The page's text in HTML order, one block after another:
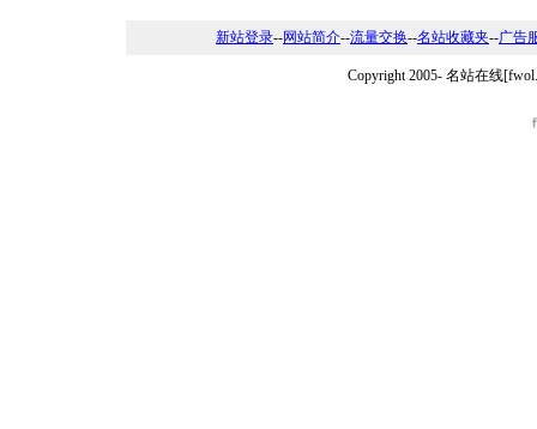
新站登录--网站简介--流量交换--名站收藏夹--广告
Copyright 2005- 名站在线